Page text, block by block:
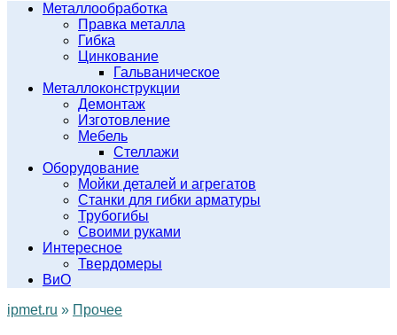
Металлообработка
Правка металла
Гибка
Цинкование
Гальваническое
Металлоконструкции
Демонтаж
Изготовление
Мебель
Стеллажи
Оборудование
Мойки деталей и агрегатов
Станки для гибки арматуры
Трубогибы
Своими руками
Интересное
Твердомеры
ВиО
ipmet.ru » Прочее